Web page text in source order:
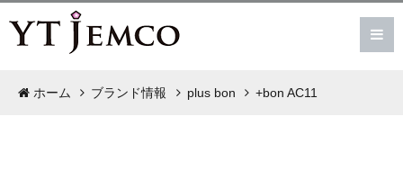
ホーム ブランド情報 plus bon +bon AC11